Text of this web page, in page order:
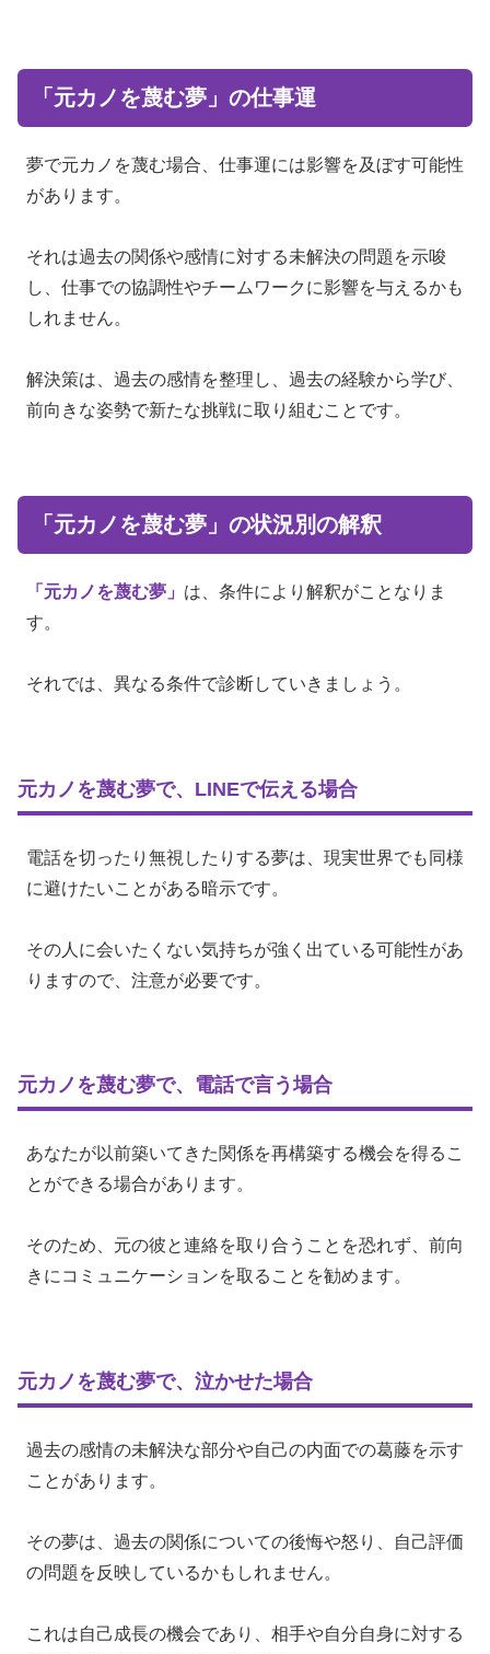
「元カノを蔑む夢」の仕事運
夢で元カノを蔑む場合、仕事運には影響を及ぼす可能性
があります。
それは過去の関係や感情に対する未解決の問題を示唆
し、仕事での協調性やチームワークに影響を与えるかも
しれません。
解決策は、過去の感情を整理し、過去の経験から学び、
前向きな姿勢で新たな挑戦に取り組むことです。
「元カノを蔑む夢」の状況別の解釈
「元カノを蔑む夢」 は、条件により解釈がことなりま
す。
それでは、異なる条件で診断していきましょう。
元カノを蔑む夢で、LINEで伝える場合
電話を切ったり無視したりする夢は、現実世界でも同様
に避けたいことがある暗示です。
その人に会いたくない気持ちが強く出ている可能性があ
りますので、注意が必要です。
元カノを蔑む夢で、電話で言う場合
あなたが以前築いてきた関係を再構築する機会を得るこ
とができる場合があります。
そのため、元の彼と連絡を取り合うことを恐れず、前向
きにコミュニケーションを取ることを勧めます。
元カノを蔑む夢で、泣かせた場合
過去の感情の未解決な部分や自己の内面での葛藤を示す
ことがあります。
その夢は、過去の関係についての後悔や怒り、自己評価
の問題を反映しているかもしれません。
これは自己成長の機会であり、相手や自分自身に対する